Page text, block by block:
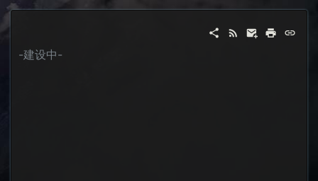
-建设中-